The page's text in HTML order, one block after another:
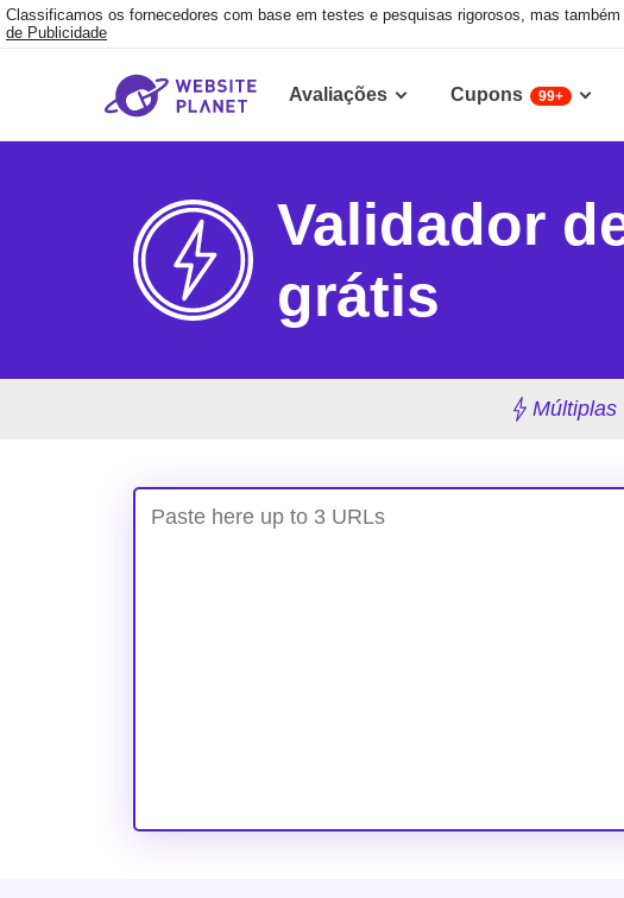
Classificamos os fornecedores com base em testes e pesquisas rigorosos, mas
de Publicidade
Avaliações Cupons 99+
Validador
grátis
Múltiplas
Paste here up to 3 URLs